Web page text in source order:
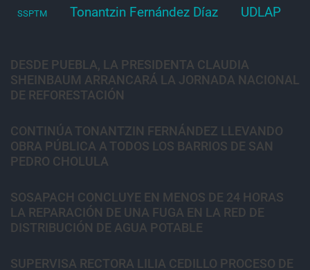
SSPTM Tonantzin Fernández Díaz UDLAP
DESDE PUEBLA, LA PRESIDENTA CLAUDIA
SHEINBAUM ARRANCARÁ LA JORNADA NACIONAL
DE REFORESTACIÓN
CONTINÚA TONANTZIN FERNÁNDEZ LLEVANDO
OBRA PÚBLICA A TODOS LOS BARRIOS DE SAN
PEDRO CHOLULA
SOSAPACH CONCLUYE EN MENOS DE 24 HORAS
LA REPARACIÓN DE UNA FUGA EN LA RED DE
DISTRIBUCIÓN DE AGUA POTABLE
SUPERVISA RECTORA LILIA CEDILLO PROCESO DE